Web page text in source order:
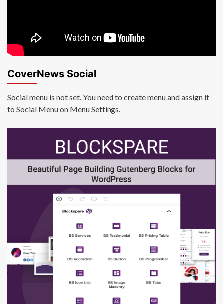
CoverNews Social
Social menu is not set. You need to create menu and assign it
to Social Menu on Menu Settings.